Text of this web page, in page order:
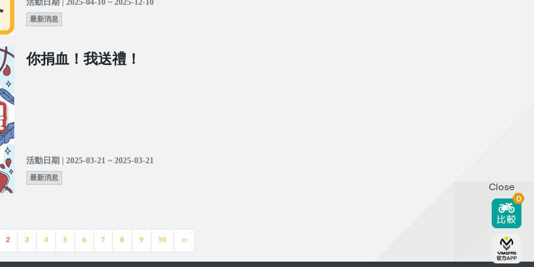
活動日期 | 2025-04-10 ~ 2025-12-10
最新消息
你捐血！我送禮！
活動日期 | 2025-03-21 ~ 2025-03-21
最新消息
2 3 4 5 6 7 8 9 10 >>
Close
0